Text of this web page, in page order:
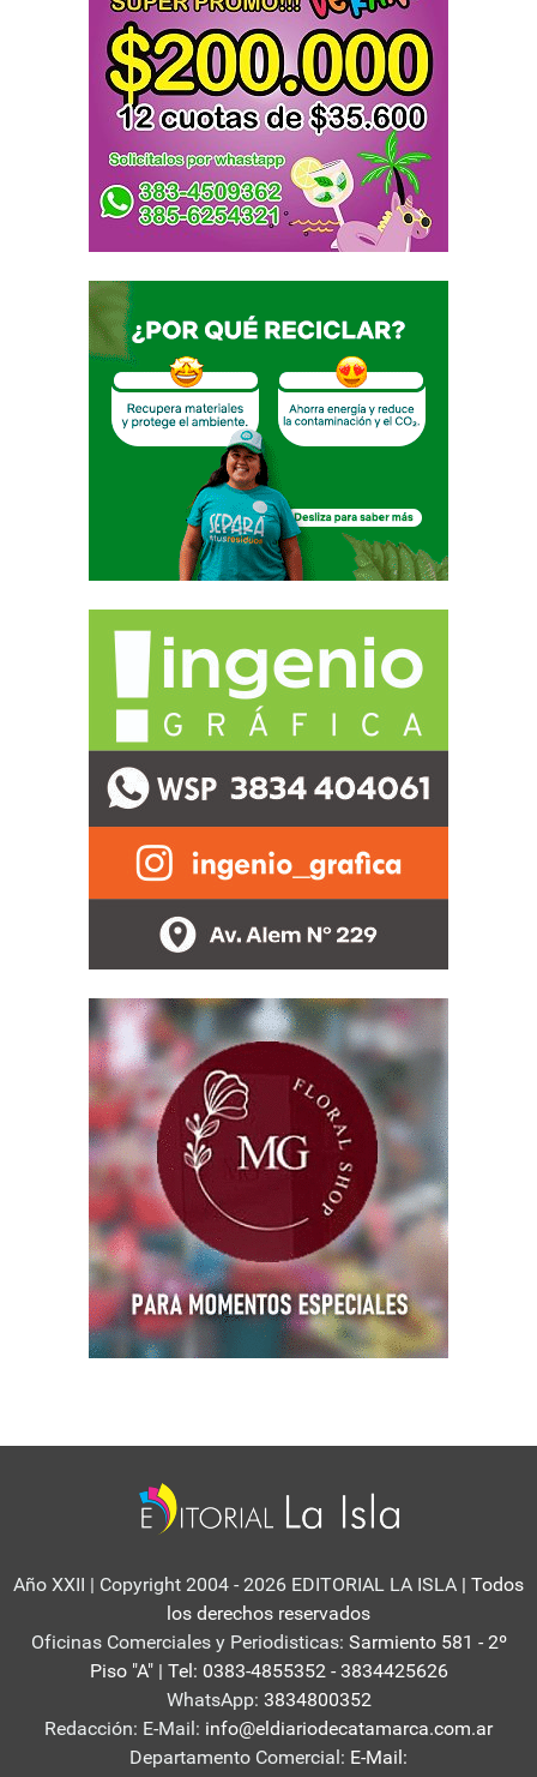
Año XXII | Copyright 2004 - 2026 EDITORIAL LA ISLA | Todos
los derechos reservados
Oficinas Comerciales y Periodisticas: Sarmiento 581 - 2º
Piso "A" | Tel: 0383-4855352 - 3834425626
WhatsApp: 3834800352
Redacción: E-Mail: info@eldiariodecatamarca.com.ar
Departamento Comercial: E-Mail: